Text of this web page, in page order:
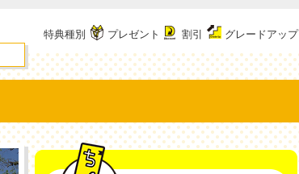
グレードアップ
割引
プレゼント
特典種別